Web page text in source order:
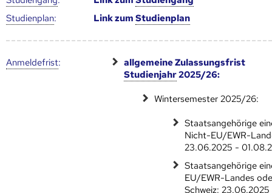
Studien­plan: Link zumStudien­plan
Anmelde­frist:
allgemeine Zulassungsfrist
Studienjahr2025/26:
Wintersemester 2025/26:
Staatsangehörige
Nicht-EU/EWR-
23.06.2025 -
Staatsangehörige
EU/EWR-Landes
Schweiz: